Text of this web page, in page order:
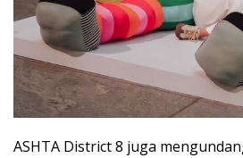
ASHTA District 8 juga